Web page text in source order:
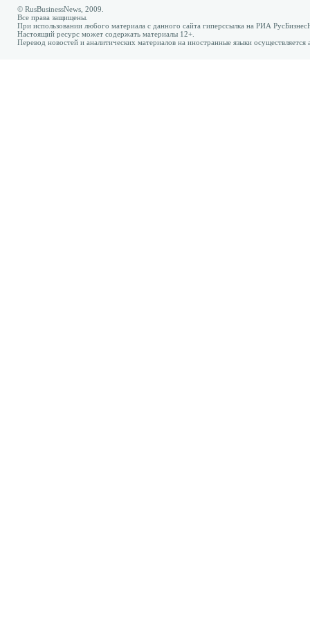
© RusBusinessNews, 2009.
Все права защищены.
При использовании любого материала с данного сайта гиперссылка на РИА
Настоящий ресурс может содержать материалы 12+.
Перевод новостей и аналитических материалов на иностранные языки осуществляется